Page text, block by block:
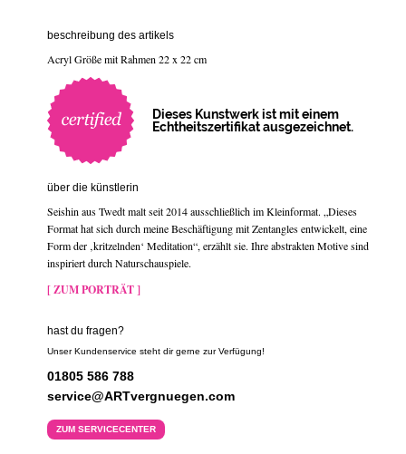
beschreibung des artikels
Acryl Größe mit Rahmen 22 x 22 cm
Dieses Kunstwerk ist mit einem
Echtheitszertifikat ausgezeichnet.
über die künstlerin
Seishin aus Twedt malt seit 2014 ausschließlich im Kleinformat. „Dieses
Format hat sich durch meine Beschäftigung mit Zentangles entwickelt, eine
Form der ‚kritzelnden‘ Meditation“, erzählt sie. Ihre abstrakten Motive sind
inspiriert durch Naturschauspiele.
[ ZUM PORTRÄT ]
hast du fragen?
Unser Kundenservice steht dir gerne zur Verfügung!
01805 586 788
service@ARTvergnuegen.com
ZUM SERVICECENTER